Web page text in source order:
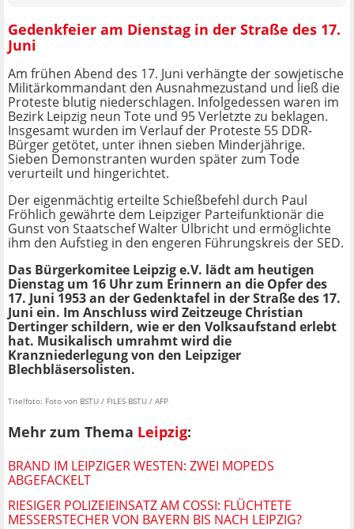
Gedenkfeier am Dienstag in der Straße des 17.
Juni
Am frühen Abend des 17. Juni verhängte der sowjetische
Militärkommandant den Ausnahmezustand und ließ die
Proteste blutig niederschlagen. Infolgedessen waren im
Bezirk Leipzig neun Tote und 95 Verletzte zu beklagen.
Insgesamt wurden im Verlauf der Proteste 55 DDR-
Bürger getötet, unter ihnen sieben Minderjährige.
Sieben Demonstranten wurden später zum Tode
verurteilt und hingerichtet.
Der eigenmächtig erteilte Schießbefehl durch Paul
Fröhlich gewährte dem Leipziger Parteifunktionär die
Gunst von Staatschef Walter Ulbricht und ermöglichte
ihm den Aufstieg in den engeren Führungskreis der SED.
Das Bürgerkomitee Leipzig e.V. lädt am heutigen
Dienstag um 16 Uhr zum Erinnern an die Opfer des
17. Juni 1953 an der Gedenktafel in der Straße des 17.
Juni ein. Im Anschluss wird Zeitzeuge Christian
Dertinger schildern, wie er den Volksaufstand erlebt
hat. Musikalisch umrahmt wird die
Kranzniederlegung von den Leipziger
Blechbläsersolisten.
Titelfoto: Foto von BSTU / FILES BSTU / AFP
Mehr zum Thema Leipzig:
BRAND IM LEIPZIGER WESTEN: ZWEI MOPEDS
ABGEFACKELT
RIESIGER POLIZEIEINSATZ AM COSSI: FLÜCHTETE
MESSERSTECHER VON BAYERN BIS NACH LEIPZIG?